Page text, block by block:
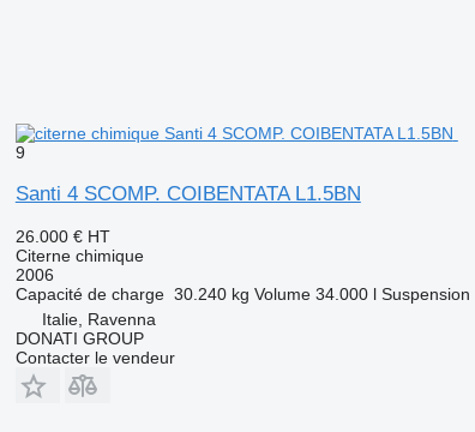
9
Santi 4 SCOMP. COIBENTATA L1.5BN
26.000 € HT
Citerne chimique
2006
Capacité de charge 30.240 kg Volume 34.000 l Suspension
Italie, Ravenna
DONATI GROUP
Contacter le vendeur